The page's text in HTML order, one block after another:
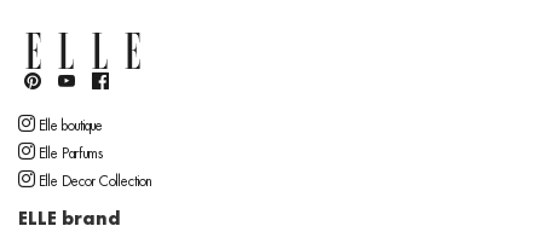
Elle boutique
Elle Parfums
Elle Decor Collection
ELLE brand